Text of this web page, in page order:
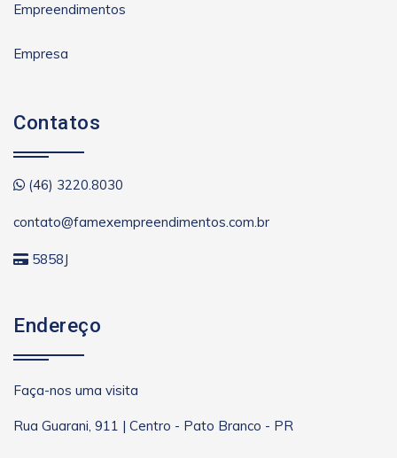
Empreendimentos
Empresa
Contatos
(46) 3220.8030
contato@famexempreendimentos.com.br
5858J
Endereço
Faça-nos uma visita
Rua Guarani, 911 | Centro - Pato Branco - PR